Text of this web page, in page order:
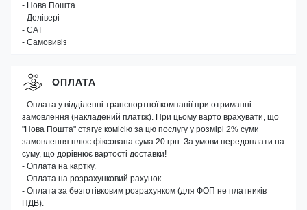
- Нова Пошта
- Делівері
- САТ
- Самовивіз
ОПЛАТА
- Оплата у відділенні транспортної компанії при отриманні
замовлення (накладений платіж). При цьому варто врахувати, що
"Нова Пошта" стягує комісію за цю послугу у розмірі 2% суми
замовлення плюс фіксована сума 20 грн. За умови передоплати на
суму, що дорівнює вартості доставки!
- Оплата на картку.
- Оплата на розрахунковий рахунок.
- Оплата за безготівковим розрахунком (для ФОП не платників
ПДВ).